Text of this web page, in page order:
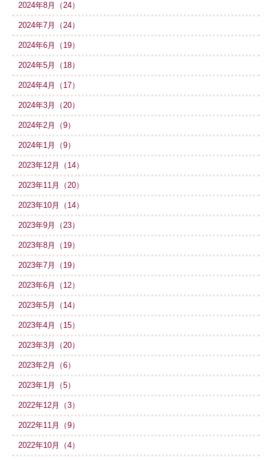
2024年8月（24）
2024年7月（24）
2024年6月（19）
2024年5月（18）
2024年4月（17）
2024年3月（20）
2024年2月（9）
2024年1月（9）
2023年12月（14）
2023年11月（20）
2023年10月（14）
2023年9月（23）
2023年8月（19）
2023年7月（19）
2023年6月（12）
2023年5月（14）
2023年4月（15）
2023年3月（20）
2023年2月（6）
2023年1月（5）
2022年12月（3）
2022年11月（9）
2022年10月（4）